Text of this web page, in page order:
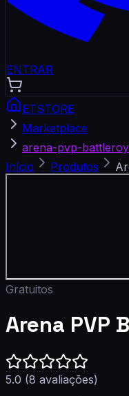
ENTRAR
ETSTORE
Marketplace
arena-pvp-
Início
Produtos
Gratuitos
Arena PVP
5.0 (8 avaliações)